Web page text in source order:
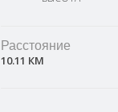
Расстояние
10.11 КМ